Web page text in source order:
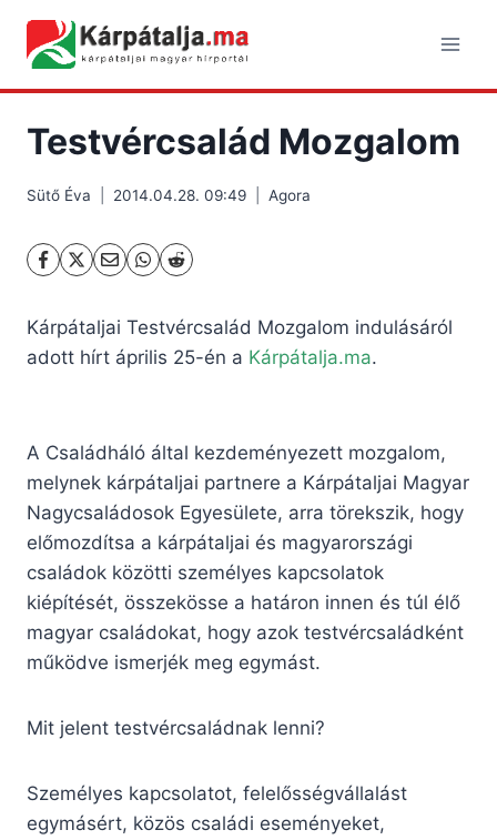
content
Testvércsalád Mozgalom
Sütő Éva 2014.04.28. 09:49 Agora
Kárpátaljai Testvércsalád Mozgalom indulásáról
adott hírt április 25-én a Kárpátalja.ma.
A Családháló által kezdeményezett mozgalom,
melynek kárpátaljai partnere a Kárpátaljai Magyar
Nagycsaládosok Egyesülete, arra törekszik, hogy
előmozdítsa a kárpátaljai és magyarországi
családok közötti személyes kapcsolatok
kiépítését, összekösse a határon innen és túl élő
magyar családokat, hogy azok testvércsaládként
működve ismerjék meg egymást.
Mit jelent testvércsaládnak lenni?
Személyes kapcsolatot, felelősségvállalást
egymásért, közös családi eseményeket,